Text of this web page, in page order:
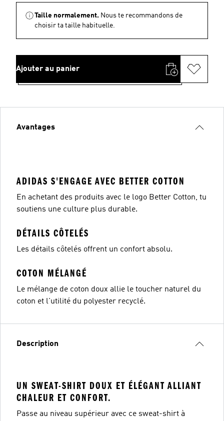
Taille normalement. Nous te recommandons de
choisir ta taille habituelle.
Ajouter au panier
Avantages
ADIDAS S'ENGAGE AVEC BETTER COTTON
En achetant des produits avec le logo Better Cotton, tu
soutiens une culture plus durable.
DÉTAILS CÔTELÉS
Les détails côtelés offrent un confort absolu.
COTON MÉLANGÉ
Le mélange de coton doux allie le toucher naturel du
coton et l'utilité du polyester recyclé.
Description
UN SWEAT-SHIRT DOUX ET ÉLÉGANT ALLIANT
CHALEUR ET CONFORT.
Passe au niveau supérieur avec ce sweat-shirt à